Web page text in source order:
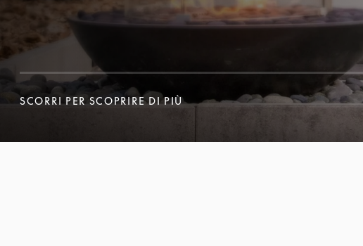
SCORRI PER SCOPRIRE DI PIÙ
SCORRI PER SCOPRIRE DI PIÙ